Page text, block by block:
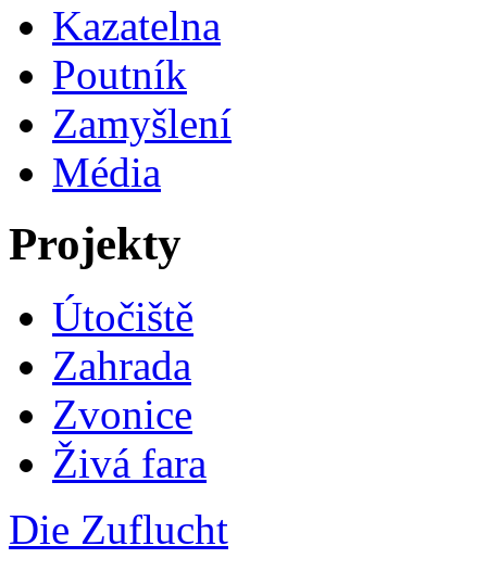
Kazatelna
Poutník
Zamyšlení
Média
Projekty
Útočiště
Zahrada
Zvonice
Živá fara
Die Zuflucht